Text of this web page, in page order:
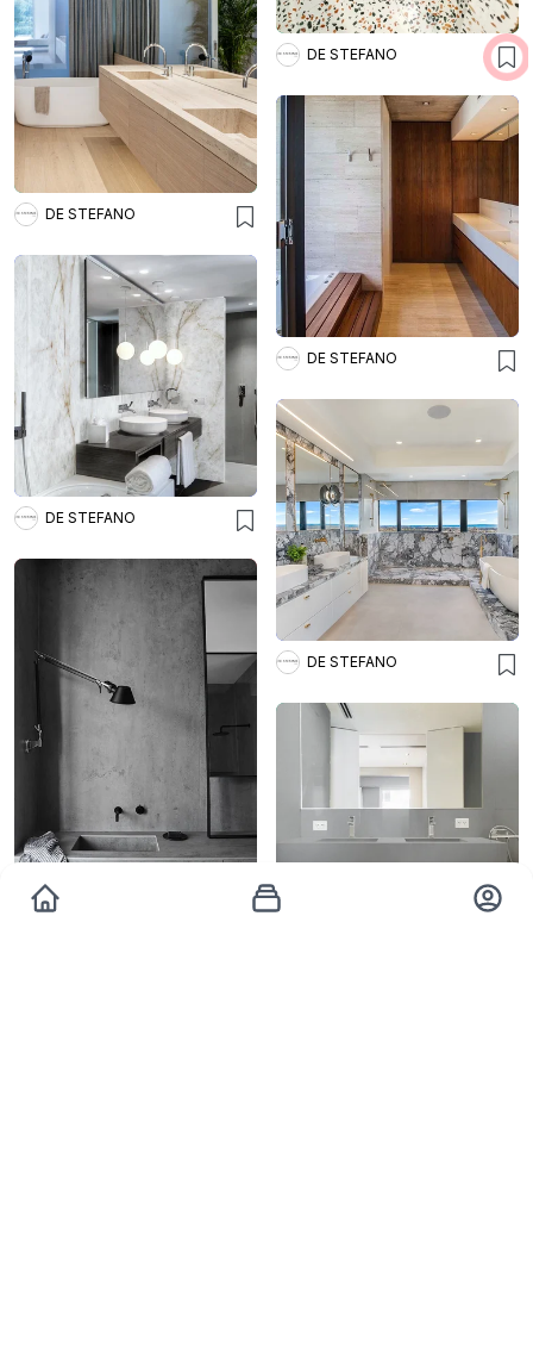
DE STEFANO
DE STEFANO
DE STEFANO
DE STEFANO
DE STEFANO